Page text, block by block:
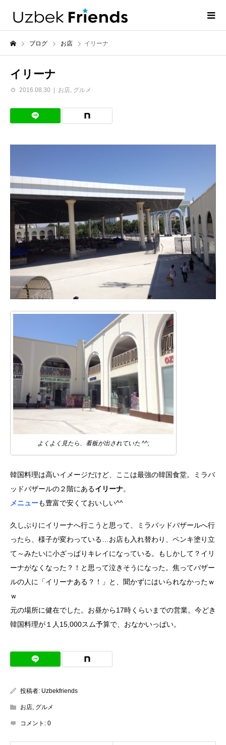
ブログ お店 イリーナ
イリーナ
2016.08.30 お店 グルメ
よくよく見たら、看板が出されていた ^^;
韓国料理は高いイメージだけど、ここは最強の韓国食堂。ミラバ
ッドバザールの２階にあるイリーナ。
メニューも豊富で安くておいしい^^
久しぶりにイリーナへ行こうと思って、ミラバッドバザールへ行
ったら、様子が変わっている…お店も入れ替わり、ペンキ塗り立
て～みたいに小ざっぱりキレイになっている。もしかして？イリ
ーナがなくなった？！と思って泣きそうになった。焦ってバザー
ルの人に「イリーナある？！」と、聞かずにはいられなかったｗ
ｗ
元の場所に健在でした。お昼から17時くらいまでの営業。今どき
韓国料理が１人15,000スム予算で、おなかいっぱい。
投稿者: Uzbekfriends
お店, グルメ
コメント: 0